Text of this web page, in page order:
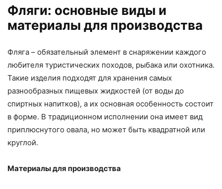
Фляги: основные виды и
материалы для производства
Фляга – обязательный элемент в снаряжении каждого
любителя туристических походов, рыбака или охотника.
Такие изделия подходят для хранения самых
разнообразных пищевых жидкостей (от воды до
спиртных напитков), а их основная особенность состоит
в форме. В традиционном исполнении она имеет вид
приплюснутого овала, но может быть квадратной или
круглой.
Материалы для производства